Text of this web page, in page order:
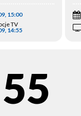
15:00
TV
14:55
55